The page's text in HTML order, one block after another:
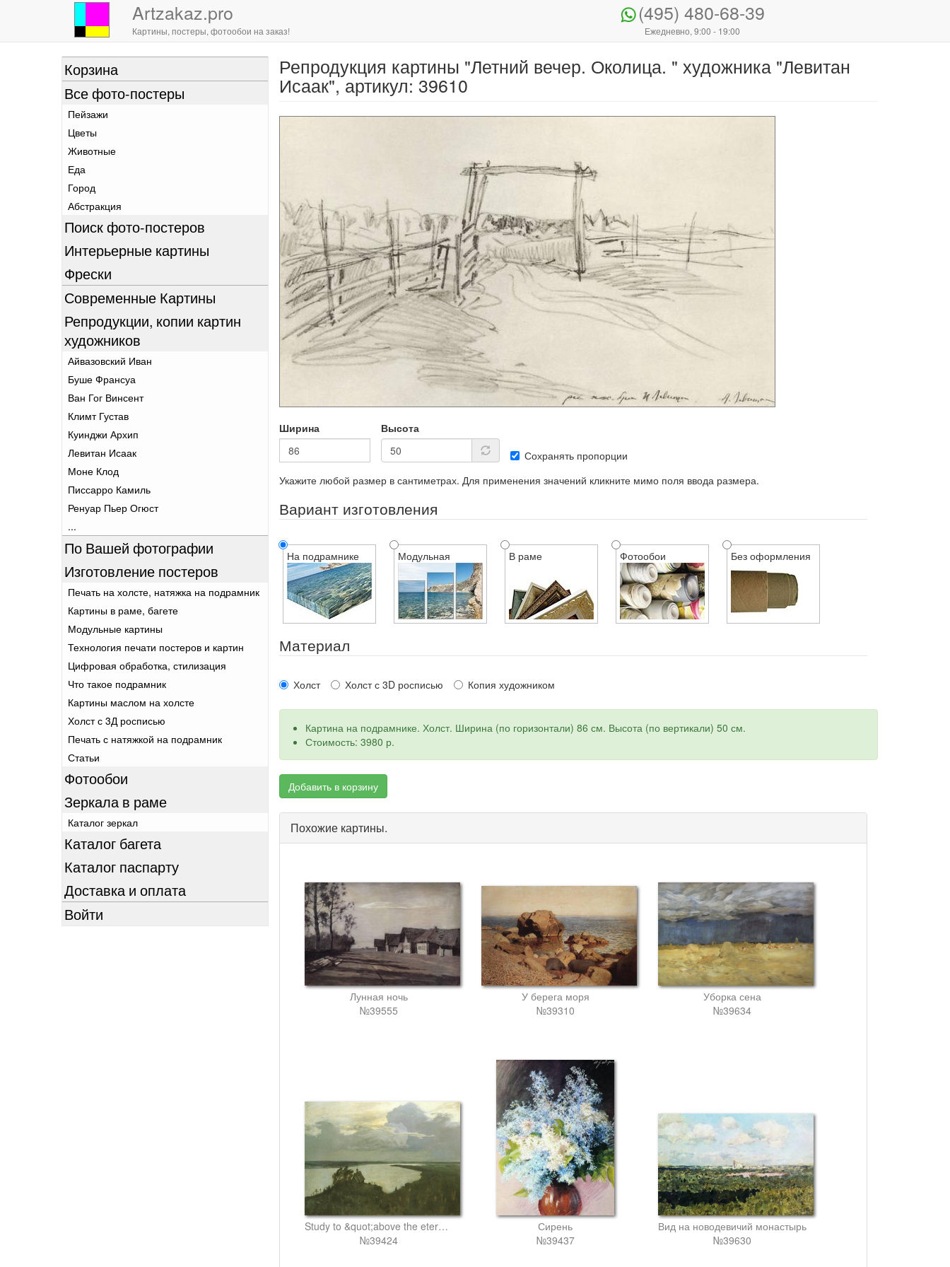
Artzakaz.pro
Картины, постеры, фотообои на заказ!
(495) 480-68-39
Ежедневно, 9:00 - 19:00
Корзина
Все фото-постеры
Пейзажи
Цветы
Животные
Еда
Город
Абстракция
Поиск фото-постеров
Интерьерные картины
Фрески
Современные Картины
Репродукции, копии картин
художников
Айвазовский Иван
Буше Франсуа
Ван Гог Винсент
Климт Густав
Куинджи Архип
Левитан Исаак
Моне Клод
Писсарро Камиль
Ренуар Пьер Огюст
...
По Вашей фотографии
Изготовление постеров
Печать на холсте, натяжка на подрамник
Картины в раме, багете
Модульные картины
Технология печати постеров и картин
Цифровая обработка, стилизация
Что такое подрамник
Картины маслом на холсте
Холст с 3Д росписью
Печать с натяжкой на подрамник
Статьи
Фотообои
Зеркала в раме
Каталог зеркал
Каталог багета
Каталог паспарту
Доставка и оплата
Войти
Репродукция картины "Летний вечер. Околица. " художника "Левитан
Исаак", артикул: 39610
Ширина
Высота
Сохранять пропорции
Укажите любой размер в сантиметрах. Для применения значений кликните мимо поля ввода размера.
Вариант изготовления
На подрамнике Модульная В раме Фотообои Без оформления
Материал
Холст Холст с 3D росписью Копия художником
Картина на подрамнике. Холст. Ширина (по горизонтали) 86 см. Высота (по вертикали) 50 см.
Стоимость: 3980 р.
Добавить в корзину
Похожие картины.
Лунная ночь
№39555
У берега моря
№39310
Уборка сена
№39634
Study to &quot;above the eternal tranquility&quot;
№39424
Сирень
№39437
Вид на новодевичий монастырь
№39630